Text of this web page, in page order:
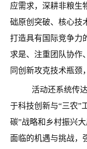
应需求，深耕非粮生
础原创突破、核心技
打造具有国际竞争力
求是、注重团队协作
同创新攻克技术瓶颈
活动还系统传
于科技创新与“三农”
碳”战略和乡村振兴
面临的机遇与挑战，